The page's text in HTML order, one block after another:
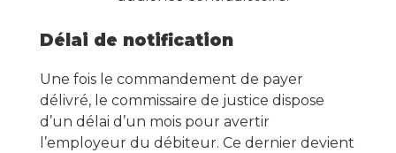
Délai de notification
Une fois le commandement de payer
délivré, le commissaire de justice dispose
d’un délai d’un mois pour avertir
l’employeur du débiteur. Ce dernier devient